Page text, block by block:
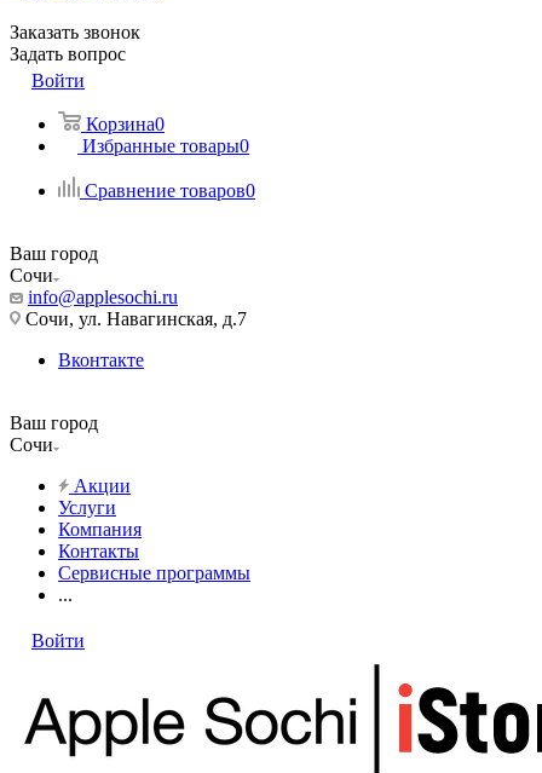
Заказать звонок
Задать вопрос
Войти
Корзина0
Избранные товары0
Сравнение товаров0
Ваш город
Сочи
info@applesochi.ru
Сочи, ул. Навагинская, д.7
Вконтакте
Ваш город
Сочи
Акции
Услуги
Компания
Контакты
Сервисные программы
...
Войти